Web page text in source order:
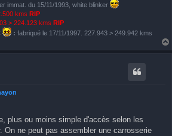
immat. du 15/11/1993, white blinker
kms RIP
> 224.123 kms RIP
: fabriqué le 17/11/1997. 227.943 > 249.942 kms
plus ou moins simple d'accès selon les
On ne peut pas assembler une carrosserie